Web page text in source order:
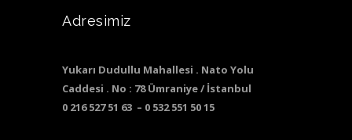
Adresimiz
Yukarı Dudullu Mahallesi . Nato Yolu
Caddesi . No : 78 Ümraniye / İstanbul
0 216 527 51 63 – 0 532 551 50 15